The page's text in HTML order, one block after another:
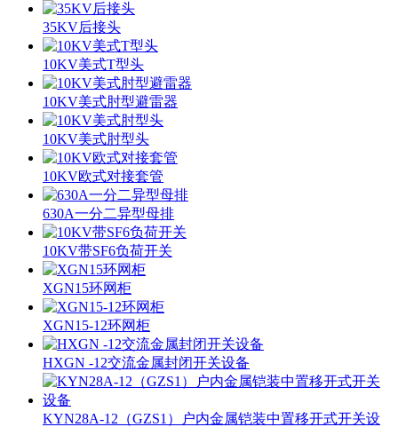
35KV后接头
10KV美式T型头
10KV美式肘型避雷器
10KV美式肘型头
10KV欧式对接套管
630A一分二异型母排
10KV带SF6负荷开关
XGN15环网柜
XGN15-12环网柜
HXGN -12交流金属封闭开关设备
KYN28A-12（GZS1）户内金属铠装中置移开式开关设